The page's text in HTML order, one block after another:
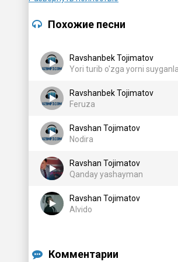
Otamni asragin Allohim
Sovuqda qo'llari muzlab qolibdi
Biz uchun sovg'a salom olibdi
Otamni asragin Allohim
Eng ulug' so'zim bu otam
Ojizman ko'zim shu otam
Tosh otmas dushmanlar boshimga
Siz borsiz baxtimga otam
Похожие песни
Ravshanbek Tojimatov
Yori turib o'zga yorni
Ravshanbek Tojimatov
Feruza
Ravshan Tojimatov
Nodira
Ravshan Tojimatov
Qanday yashayman
Ravshan Tojimatov
Alvido
Комментарии